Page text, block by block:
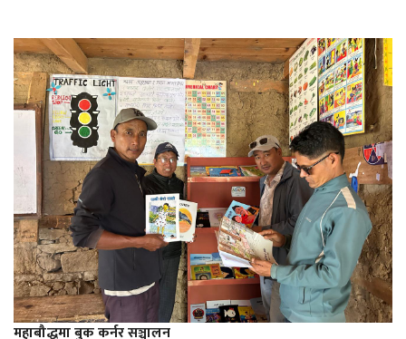
महाबौद्धमा बुक कर्नर सञ्चालन